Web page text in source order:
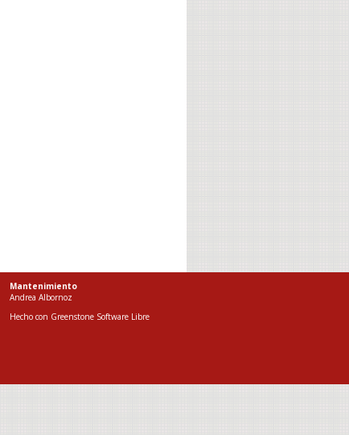
Mantenimiento
Andrea Albornoz
Hecho con Greenstone Software Libre